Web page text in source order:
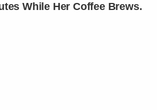
While Her Coffee Brews.